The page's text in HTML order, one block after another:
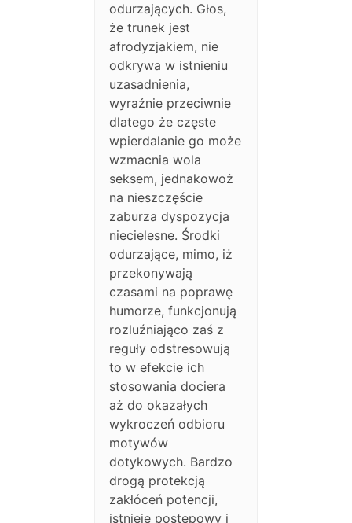
odurzających. Głos,
że trunek jest
afrodyzjakiem, nie
odkrywa w istnieniu
uzasadnienia,
wyraźnie przeciwnie
dlatego że częste
wpierdalanie go może
wzmacnia wola
seksem, jednakowoż
na nieszczęście
zaburza dyspozycja
niecielesne. Środki
odurzające, mimo, iż
przekonywają
czasami na poprawę
humorze, funkcjonują
rozluźniająco zaś z
reguły odstresowują
to w efekcie ich
stosowania dociera
aż do okazałych
wykroczeń odbioru
motywów
dotykowych. Bardzo
drogą protekcją
zakłóceń potencji,
istnieje postępowy i